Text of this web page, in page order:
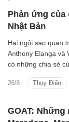
Phản ứng của
Nhật Bản
26/6 Thụy Điển
Hai ngôi sao quan
Anthony Elanga và
có những chia sẻ
vào vòng knock-out.
GOAT: